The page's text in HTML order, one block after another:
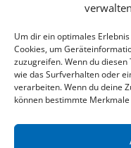
verwalten
Um dir ein optimales
Cookies, um
zuzugreifen. Wenn du
wie das Surfverhalten oder
verarbeiten. Wenn du deine
können bestimmte
zum